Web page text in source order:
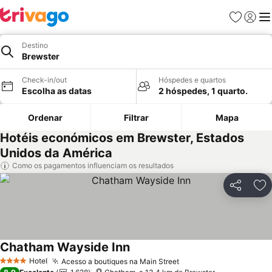
Favoritos
Iniciar
Destino
Brewster
Check-in/out
Escolha as datas
Hóspedes e quartos
2 hóspedes, 1 quarto.
Ordenar Filtrar Mapa
Hotéis económicos em Brewster, Estados
Unidos da América
Como os pagamentos influenciam os resultados
Partilhar
4 EstrelasHotel Acesso a boutiques na Main StreetVer preços
Chatham Wayside InnVer preços